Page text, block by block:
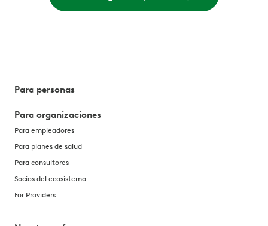
Para personas
Para organizaciones
Para empleadores
Para planes de salud
Para consultores
Socios del ecosistema
For Providers